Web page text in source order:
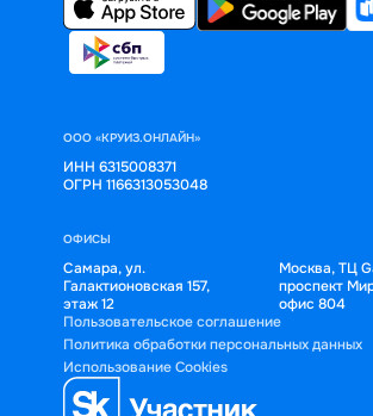
ООО «КРУИЗ.ОНЛАЙН»
ИНН 6315008371
ОГРН 1166313053048
ОФИСЫ
Самара, ул.
Галактионовская 157,
этаж 12
Москва, ТЦ
проспект
офис 804
Пользовательское соглашение
Политика обработки персональных данных
Использование Cookies